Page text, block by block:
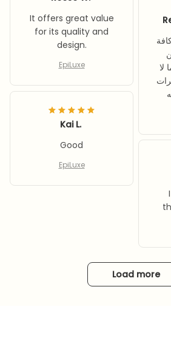
لا
It offers great value
for its quality and
design.
EpiLuxe
Kai L.
Good
EpiLuxe
Load more